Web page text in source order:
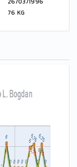
76 KG